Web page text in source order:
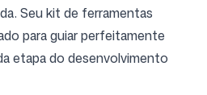
Seu kit de ferramentas
para guiar perfeitamente
etapa do desenvolvimento